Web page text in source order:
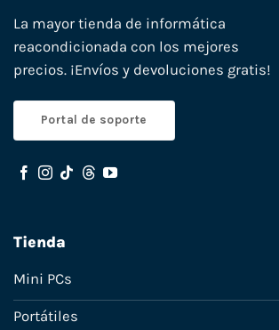
La mayor tienda de informática
reacondicionada con los mejores
precios. ¡Envíos y devoluciones gratis!
Portal de soporte
Tienda
Mini PCs
Portátiles